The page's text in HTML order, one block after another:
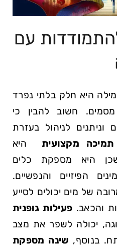
עם
היא ​חלק ⁣בלתי נפרד
חשוב להבין כי
וניתנים לניהול בעזרת
תמיכה מקצועית ⁤ היא
היא מספקת כלים
הפיזיים והנפשיים.
של ⁤מים יכולים לסייע⁤
והכאב. פעילות⁢ גופנית
‌יכולה‍ לשפר⁣ את מצב
בנוסף, שינה מספקת